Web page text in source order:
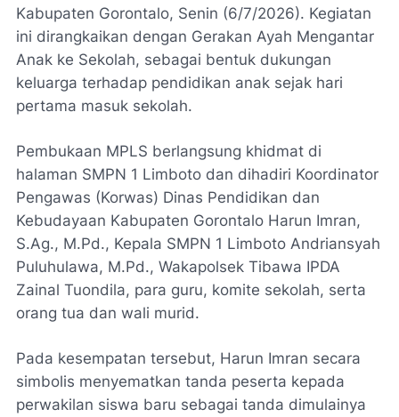
Kabupaten Gorontalo, Senin (6/7/2026). Kegiatan
ini dirangkaikan dengan Gerakan Ayah Mengantar
Anak ke Sekolah, sebagai bentuk dukungan
keluarga terhadap pendidikan anak sejak hari
pertama masuk sekolah.
Pembukaan MPLS berlangsung khidmat di
halaman SMPN 1 Limboto dan dihadiri Koordinator
Pengawas (Korwas) Dinas Pendidikan dan
Kebudayaan Kabupaten Gorontalo Harun Imran,
S.Ag., M.Pd., Kepala SMPN 1 Limboto Andriansyah
Puluhulawa, M.Pd., Wakapolsek Tibawa IPDA
Zainal Tuondila, para guru, komite sekolah, serta
orang tua dan wali murid.
Pada kesempatan tersebut, Harun Imran secara
simbolis menyematkan tanda peserta kepada
perwakilan siswa baru sebagai tanda dimulainya